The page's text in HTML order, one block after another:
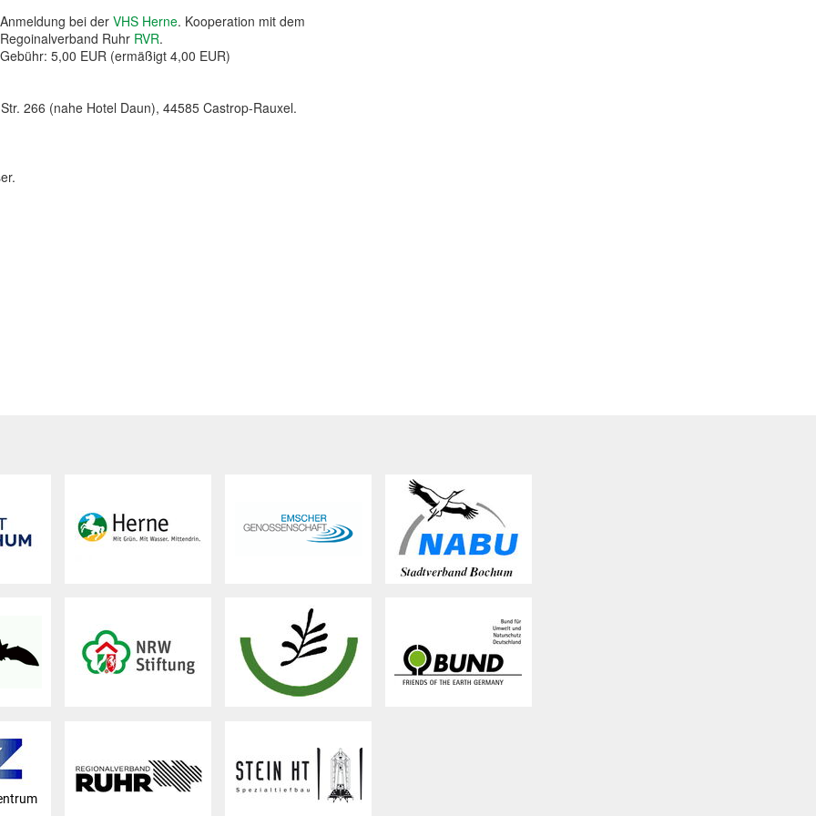
Anmeldung bei der VHS Herne. Kooperation mit dem
Regoinalverband Ruhr RVR.
Gebühr: 5,00 EUR (ermäßigt 4,00 EUR)
266 (nahe Hotel Daun), 44585 Castrop-Rauxel.